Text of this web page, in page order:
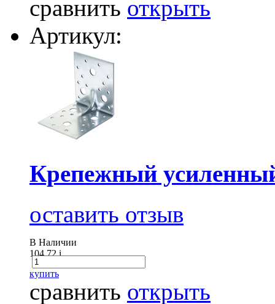
сравнить открыть
Артикул:
Крепежный
оставить отзыв
В Наличии
104.72i
купить
сравнить открыть